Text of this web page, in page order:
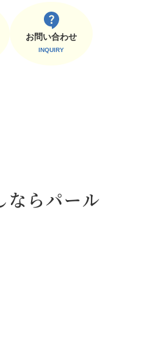
お問い合わせ
ならパール